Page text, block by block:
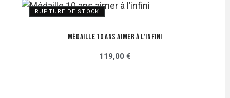
RUPTURE DE STOCK
Médaille 10 Ans Aimer À L’infini
119,00 €